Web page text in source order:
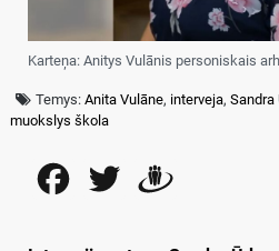
Karteņa: Anitys Vulānis personiskais
Temys:Anita Vulāne, interveja,Sandra
muokslys škola
FacebookTwitter